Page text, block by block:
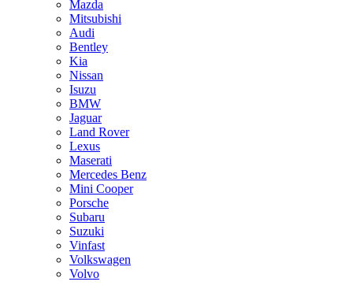
Mazda
Mitsubishi
Audi
Bentley
Kia
Nissan
Isuzu
BMW
Jaguar
Land Rover
Lexus
Maserati
Mercedes Benz
Mini Cooper
Porsche
Subaru
Suzuki
Vinfast
Volkswagen
Volvo